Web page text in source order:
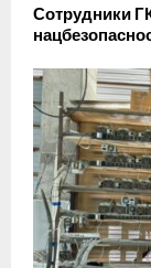
Сотрудники